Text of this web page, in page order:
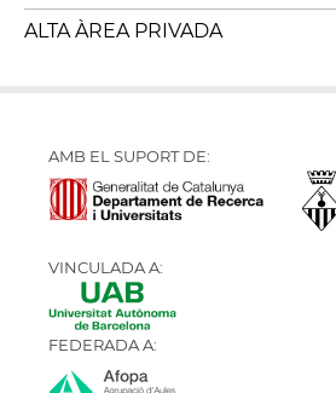
ALTA ÀREA PRIVADA
AMB EL SUPORT DE:
VINCULADA A:
FEDERADA A: